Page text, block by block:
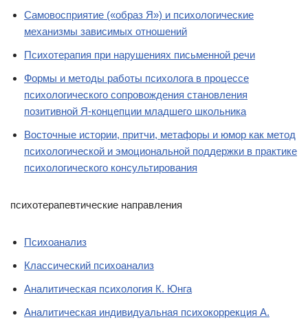
Самовосприятие («образ Я») и психологические
механизмы зависимых отношений
Психотерапия при нарушениях письменной речи
Формы и методы работы психолога в процессе
психологического сопровождения становления
позитивной Я-концепции младшего школьника
Восточные истории, притчи, метафоры и юмор как метод
психологической и эмоциональной поддержки в практике
психологического консультирования
психотерапевтические направления
Психоанализ
Классический психоанализ
Аналитическая психология К. Юнга
Аналитическая индивидуальная психокоррекция А.